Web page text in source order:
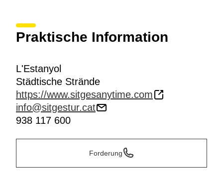
Praktische Information
L'Estanyol
Städtische Strände
https://www.sitgesanytime.com
info@sitgestur.cat
938 117 600
Forderung